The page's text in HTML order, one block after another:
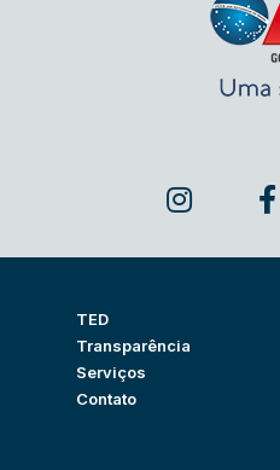
TED
Transparência
Serviços
Contato